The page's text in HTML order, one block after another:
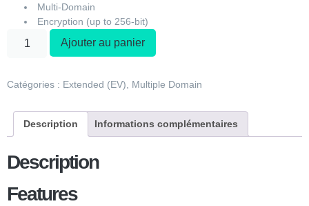
Multi-Domain
Encryption (up to 256-bit)
Ajouter au panier
Catégories : Extended (EV) Multiple Domain
Description Informations complémentaires
Description
Features